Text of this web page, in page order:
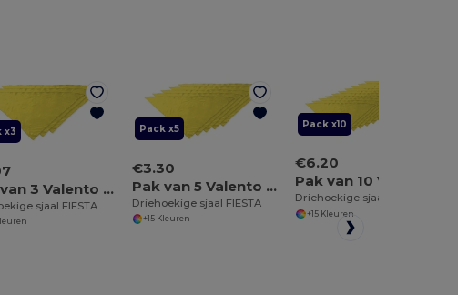
x3
Pak van 3 Valento PNVAFIE
sjaal FIESTA
Pack x5
€3.30
Pak van 5 Valento PNVAFIE
Driehoekige sjaal FIESTA
+15 Kleuren
Pack x10
€6.20
Driehoekige sjaal FIESTA
+15 Kleuren